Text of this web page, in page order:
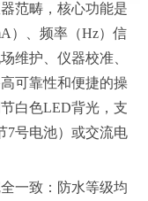
范畴，核心功能是
）、频率（Hz）信
维护、仪器校准、
可靠性和便捷的操
白色LED背光，支
7号电池）或交流电
一致：防水等级均